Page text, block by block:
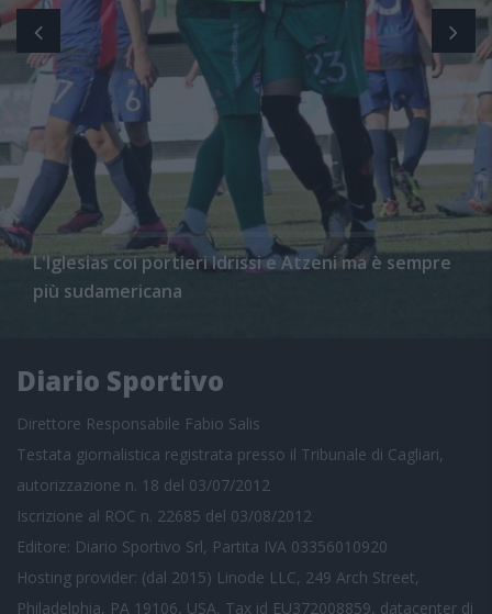
L'Iglesias coi portieri Idrissi e Atzeni ma è sempre
più sudamericana
Diario Sportivo
Direttore Responsabile Fabio Salis
Testata giornalistica registrata presso il Tribunale di Cagliari,
autorizzazione n. 18 del 03/07/2012
Iscrizione al ROC n. 22685 del 03/08/2012
Editore: Diario Sportivo Srl, Partita IVA 03356010920
Hosting provider: (dal 2015) Linode LLC, 249 Arch Street,
Philadelphia, PA 19106, USA, Tax id EU372008859, datacenter di